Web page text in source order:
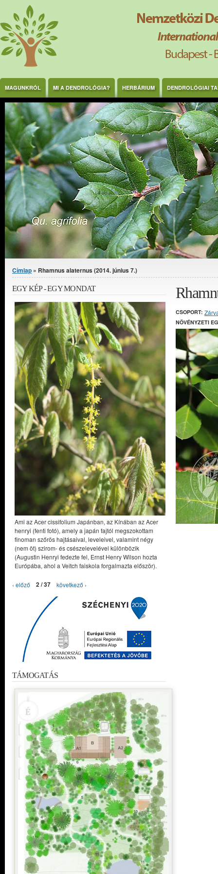
Ugrás a tartalomra
MAGUNKRÓL MI A DENDROLÓGIA? HERBÁRIUM DENDROLÓGIAI
Jelenlegi hely
Címlap » Rhamnus alaternus (2014. június 7.)
CSOPORT:
NÖVÉNYZETI
EGY KÉP - EGY MONDAT
Ami az Acer cissifolium Japánban, az Kínában az Acer
henryi (fenti fotó), amely a japán fajtól megszokottam
finoman szőrös hajtásaival, leveleivel, valamint négy
(nem öt) szirom- és csészelevelével különbözik
(Augustin Henryi fedezte fel, Ernst Henry Wilson hozta
Európába, ahol a Veitch faiskola forgalmazta először).
‹ előző 2 / 37 következő ›
TÁMOGATÁS